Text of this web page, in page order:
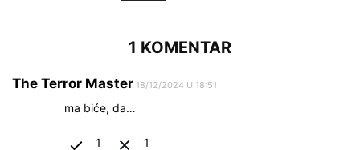
1 KOMENTAR
The Terror Master 18/12/2024 U 18:51
ma biće, da…
1 1